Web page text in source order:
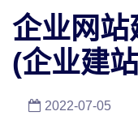
企业网站
(企业建
2022-07-05